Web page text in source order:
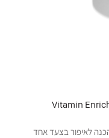
Vitamin
לאיפור בצעד אחד